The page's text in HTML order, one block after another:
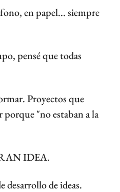
en papel... siempre
pensé que todas
Proyectos que
porque "no estaban a la
IDEA.
desarrollo de ideas.